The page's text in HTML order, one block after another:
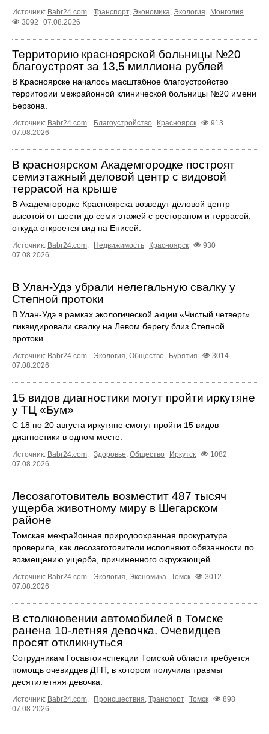
Источник: Babr24.com Транспорт, Экономика Экология
Монголия
3092
07.08.2026
Территорию красноярской больницы №20
благоустроят за 13,5 миллиона рублей
В Красноярске началось масштабное благоустройство
территории межрайонной клинической больницы №20 имени
Берзона.
Источник: Babr24.com Благоустройство Красноярск
913
07.08.2026
В красноярском Академгородке построят
семиэтажный деловой центр с видовой
террасой на крыше
В Академгородке Красноярска возведут деловой центр
высотой от шести до семи этажей с рестораном и террасой,
откуда откроется вид на Енисей.
Источник: Babr24.com. Недвижимость Красноярск
930
07.08.2026
В Улан-Удэ убрали нелегальную свалку у
Степной протоки
В Улан-Удэ в рамках экологической акции «Чистый четверг»
ликвидировали свалку на Левом берегу близ Степной
протоки.
Источник: Babr24.com. Экология, Общество Бурятия
3014
07.08.2026
15 видов диагностики могут пройти иркутяне
у ТЦ «Бум»
С 18 по 20 августа иркутяне смогут пройти 15 видов
диагностики в одном месте.
Источник: Babr24.com. Здоровье, Общество Иркутск
1082
07.08.2026
Лесозаготовитель возместит 487 тысяч
ущерба животному миру в Шегарском
районе
Томская межрайонная природоохранная прокуратура
проверила, как лесозаготовители исполняют обязанности по
возмещению ущерба, причиненного окружающей ...
Источник: Babr24.com. Экология, Экономика Томск
3012
07.08.2026
В столкновении автомобилей в Томске
ранена 10-летняя девочка. Очевидцев
просят откликнуться
Сотрудникам Госавтоинспекции Томской области требуется
помощь очевидцев ДТП, в котором получила травмы
десятилетняя девочка.
Источник: Babr24.com. Происшествия, Транспорт Томск
898
07.08.2026